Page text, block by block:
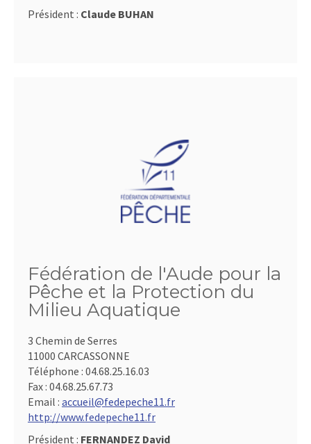
Président : Claude BUHAN
Fédération de l'Aude pour la
Pêche et la Protection du
Milieu Aquatique
3 Chemin de Serres
11000 CARCASSONNE
Téléphone : 04.68.25.16.03
Fax : 04.68.25.67.73
Email : accueil@fedepeche11.fr
http://www.fedepeche11.fr
Président : FERNANDEZ David